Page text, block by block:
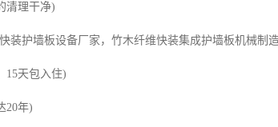
清理干净)
装护墙板设备厂家，竹木纤维快装集成护墙板机械制
15天包入住)
20年)